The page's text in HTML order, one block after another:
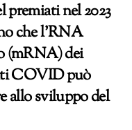
premiati nel 2023
che l’RNA
(mRNA) dei
COVID può
allo sviluppo del